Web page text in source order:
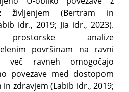
življenjem (Bertram in
idr., 2019; Jia idr., 2023).
prostorske analize
površinam na ravni
ravneh omogočajo
povezave med dostopom
zdravjem (Labib idr., 2019;